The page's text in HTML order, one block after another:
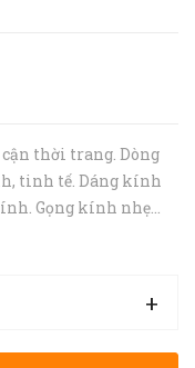
thời trang. Dòng
tinh tế. Dáng kính
Gọng kính nhẹ
+